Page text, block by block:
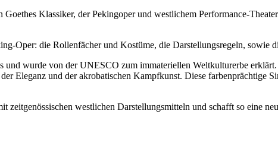
Klassiker, der Pekingoper und westlichem Performance-
Oper: die Rollenfächer und Kostüme, die Darstellungsregeln, sowie
wurde von der UNESCO zum immateriellen Weltkulturerbe
Eleganz und der akrobatischen Kampfkunst. Diese
westlichen Darstellungsmitteln und schafft so eine